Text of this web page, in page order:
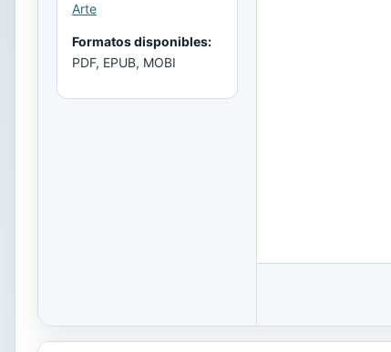
Arte
Formatos disponibles:
PDF, EPUB, MOBI